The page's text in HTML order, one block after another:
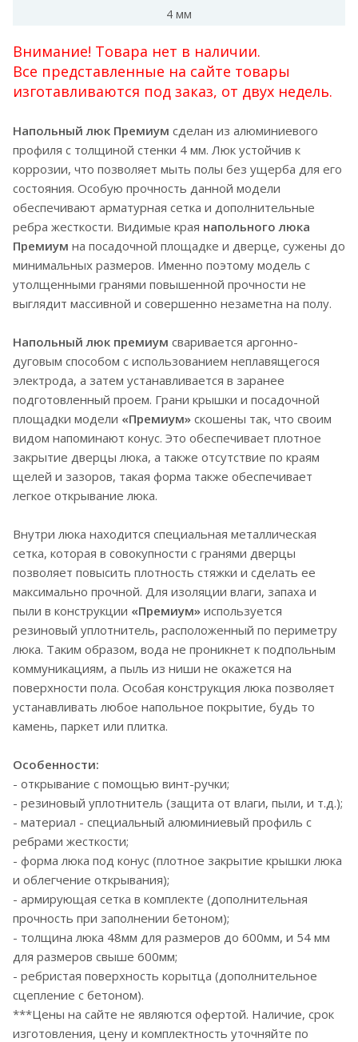
4 мм
Внимание! Товара нет в наличии.
Все представленные на сайте товары
изготавливаются под заказ, от двух недель.
Напольный люк Премиум сделан из алюминиевого
профиля с толщиной стенки 4 мм. Люк устойчив к
коррозии, что позволяет мыть полы без ущерба для его
состояния. Особую прочность данной модели
обеспечивают арматурная сетка и дополнительные
ребра жесткости. Видимые края напольного люка
Премиум на посадочной площадке и дверце, сужены до
минимальных размеров. Именно поэтому модель с
утолщенными гранями повышенной прочности не
выглядит массивной и совершенно незаметна на полу.
Напольный люк премиум сваривается аргонно-
дуговым способом с использованием неплавящегося
электрода, а затем устанавливается в заранее
подготовленный проем. Грани крышки и посадочной
площадки модели «Премиум» скошены так, что своим
видом напоминают конус. Это обеспечивает плотное
закрытие дверцы люка, а также отсутствие по краям
щелей и зазоров, такая форма также обеспечивает
легкое открывание люка.
Внутри люка находится специальная металлическая
сетка, которая в совокупности с гранями дверцы
позволяет повысить плотность стяжки и сделать ее
максимально прочной. Для изоляции влаги, запаха и
пыли в конструкции «Премиум» используется
резиновый уплотнитель, расположенный по периметру
люка. Таким образом, вода не проникнет к подпольным
коммуникациям, а пыль из ниши не окажется на
поверхности пола. Особая конструкция люка позволяет
устанавливать любое напольное покрытие, будь то
камень, паркет или плитка.
Особенности:
- открывание с помощью винт-ручки;
- резиновый уплотнитель (защита от влаги, пыли, и т.д.);
- материал - специальный алюминиевый профиль с
ребрами жесткости;
- форма люка под конус (плотное закрытие крышки люка
и облегчение открывания);
- армирующая сетка в комплекте (дополнительная
прочность при заполнении бетоном);
- толщина люка 48мм для размеров до 600мм, и 54 мм
для размеров свыше 600мм;
- ребристая поверхность корытца (дополнительное
сцепление с бетоном).
***Цены на сайте не являются офертой. Наличие, срок
изготовления, цену и комплектность уточняйте по